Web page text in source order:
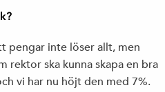
pengar inte löser allt, men
rektor ska kunna skapa en bra
vi har nu höjt den med 7%.